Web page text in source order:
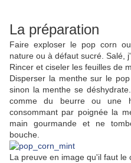
La préparation
Faire exploser le pop corn
nature ou à défaut sucré. Salé,
Rincer et ciseler les feuilles de
Disperser la menthe sur le
sinon la menthe se
comme du beurre ou une
consommant par poignée la
main gourmande et ne
bouche.
La preuve en image qu'il faut le